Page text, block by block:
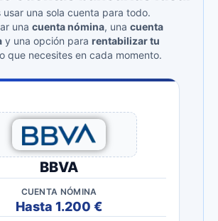
usar una sola cuenta para todo.
una cuenta nómina, una cuenta
y una opción para rentabilizar tu
que necesites en cada momento.
BBVA
CUENTA NÓMINA
Hasta 1.200 €